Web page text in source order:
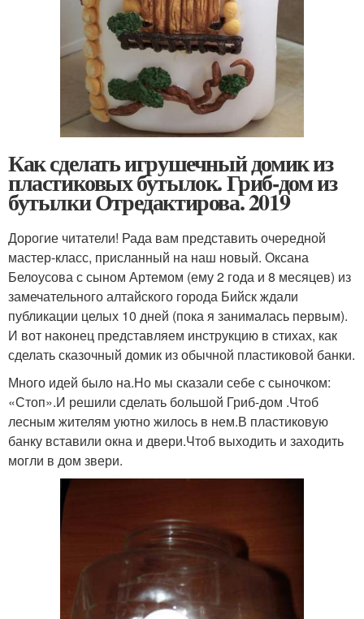
Как сделать игрушечный домик из
пластиковых бутылок. Гриб-дом из
бутылки Отредактирова. 2019
Дорогие читатели! Рада вам представить очередной
мастер-класс, присланный на наш новый. Оксана
Белоусова с сыном Артемом (ему 2 года и 8 месяцев) из
замечательного алтайского города Бийск ждали
публикации целых 10 дней (пока я занималась первым).
И вот наконец представляем инструкцию в стихах, как
сделать сказочный домик из обычной пластиковой банки.
Много идей было на.Но мы сказали себе с сыночком:
«Стоп».И решили сделать большой Гриб-дом .Чтоб
лесным жителям уютно жилось в нем.В пластиковую
банку вставили окна и двери.Чтоб выходить и заходить
могли в дом звери.